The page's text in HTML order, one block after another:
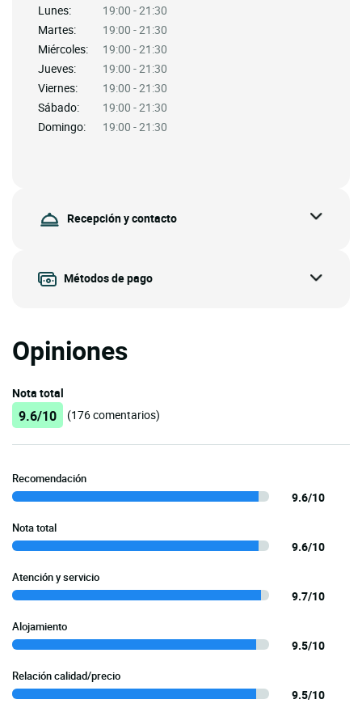
Lunes:
19:00 - 21:30
Martes:
19:00 - 21:30
Miércoles:
19:00 - 21:30
Jueves:
19:00 - 21:30
Viernes:
19:00 - 21:30
Sábado:
19:00 - 21:30
Domingo:
19:00 - 21:30
Recepción y contacto
Métodos de pago
Opiniones
Nota total
9.6/10 (176 comentarios)
Recomendación
9.6/10
Nota total
9.6/10
Atención y servicio
9.7/10
Alojamiento
9.5/10
Relación calidad/precio
9.5/10